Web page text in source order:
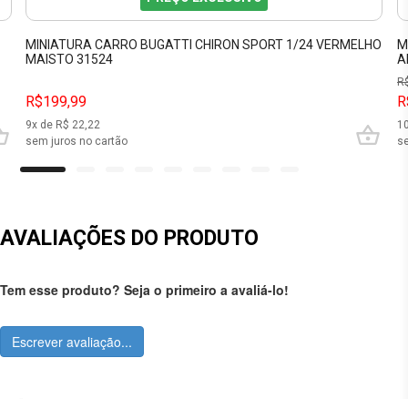
MINIATURA CARRO BUGATTI CHIRON SPORT 1/24 VERMELHO
MAISTO 31524
R$199,99
9x de R$ 22,22
sem juros no cartão
AVALIAÇÕES DO PRODUTO
Tem esse produto? Seja o primeiro a avaliá-lo!
Escrever avaliação...